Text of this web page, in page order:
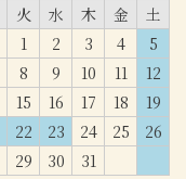
火 水 木 金
土
1
2 3 4
5
8 9 10 11
12
15 16 17 18
19
22 23 24 25
26
29 30 31